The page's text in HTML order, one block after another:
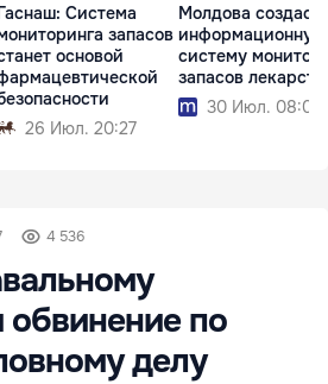
Система
запасов
основой
26 Июл. 20:27
Молдова создаст
информационную
систему
запасов лекарств
30 Июл. 08:02
4 536
по
делу